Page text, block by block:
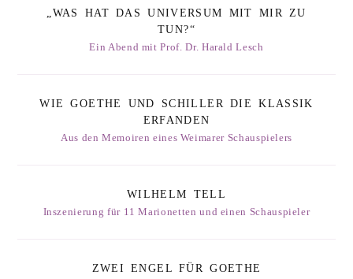
„WAS HAT DAS UNIVERSUM MIT MIR ZU
TUN?“
Ein Abend mit Prof. Dr. Harald Lesch
WIE GOETHE UND SCHILLER DIE KLASSIK
ERFANDEN
Aus den Memoiren eines Weimarer Schauspielers
WILHELM TELL
Inszenierung für 11 Marionetten und einen Schauspieler
ZWEI ENGEL FÜR GOETHE